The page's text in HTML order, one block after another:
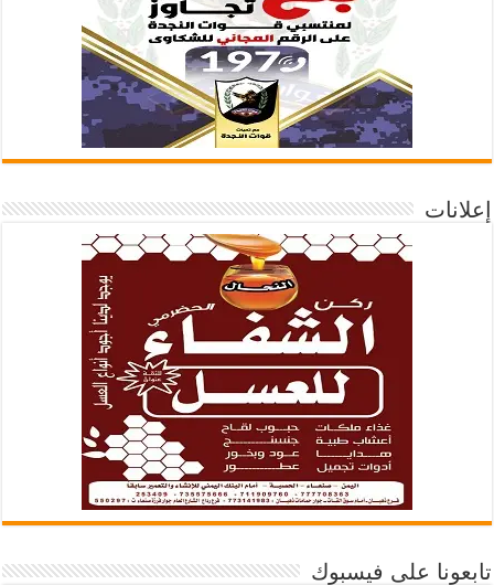
إعلانات
تابعونا على فيسبوك